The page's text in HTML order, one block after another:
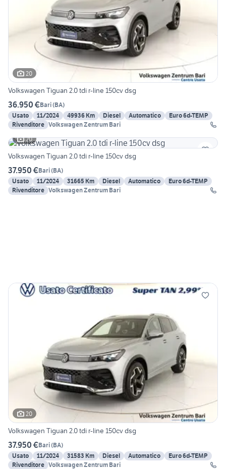
20
Volkswagen Tiguan 2.0 tdi r-line 150cv dsg
36.950 €Bari(BA)
Usato
11/2024 49936 Km Diesel Automatico
Euro 6d-TEMP
Rivenditore Volkswagen Zentrum Bari
20
Volkswagen Tiguan 2.0 tdi r-line 150cv dsg
37.950 €Bari(BA)
Usato
11/2024 31665 Km Diesel Automatico
Euro 6d-TEMP
Rivenditore Volkswagen Zentrum Bari
20
Volkswagen Tiguan 2.0 tdi r-line 150cv dsg
37.950 €Bari(BA)
Usato
11/2024 31583 Km Diesel Automatico
Euro 6d-TEMP
Rivenditore Volkswagen Zentrum Bari